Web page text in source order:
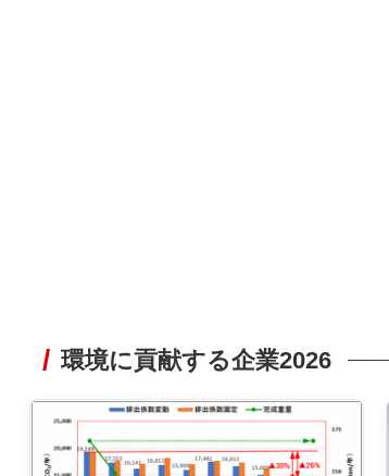
環境に貢献する企業2026